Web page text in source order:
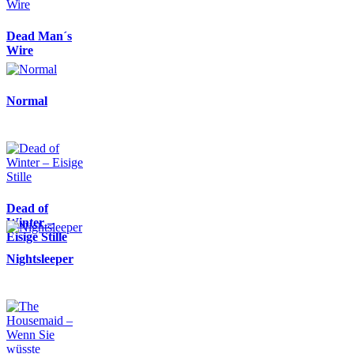
Dead Man´s
Wire
Normal
Dead of
Winter –
Eisige Stille
Nightsleeper